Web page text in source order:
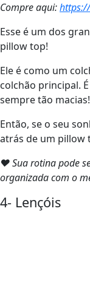
Compre aqui:
Esse é um dos
pillow top!
Ele é como um
colchão principal.
sempre tão macias!
Então, se o seu
atrás de um pillow
❤ Sua rotina pode
organizada com o
4- Lençóis